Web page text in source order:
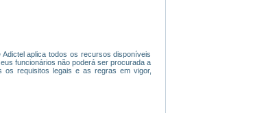
aplica todos os recursos disponíveis
funcionários não poderá ser procurada a
requisitos legais e as regras em vigor,